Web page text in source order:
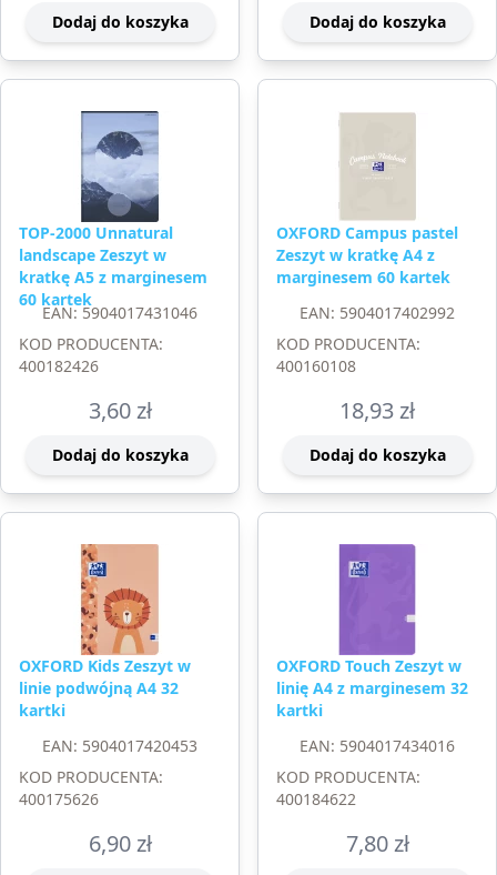
Dodaj do koszyka Dodaj do koszyka
TOP-2000 Unnatural
landscape Zeszyt w
kratkę A5 z marginesem
60 kartek
EAN: 5904017431046
KOD PRODUCENTA:
400182426
3,60zł
Dodaj do koszyka
OXFORD Campus pastel
Zeszyt w kratkę A4 z
marginesem 60 kartek
EAN: 5904017402992
KOD PRODUCENTA:
400160108
18,93zł
Dodaj do koszyka
OXFORD Kids Zeszyt w
linie podwójną A4 32
kartki
EAN: 5904017420453
KOD PRODUCENTA:
400175626
6,90zł
OXFORD Touch Zeszyt w
linię A4 z marginesem 32
kartki
EAN: 5904017434016
KOD PRODUCENTA:
400184622
7,80zł